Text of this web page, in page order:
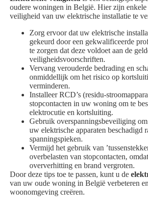
oudere woningen in België. Hier zijn enkele
veiligheid van uw elektrische installatie te
Zorg ervoor dat uw elektrische
gekeurd door een gekwalificeerde
te zorgen dat deze voldoet aan de
veiligheidsvoorschriften.
Vervang verouderde bedrading en
onmiddellijk om het risico op
verminderen.
Installeer RCD’s (residu-
stopcontacten in uw woning om te
elektrocutie en kortsluiting.
Gebruik overspanningsbeveiliging
uw elektrische apparaten beschadigd
spanningspieken.
Vermijd het gebruik van
overbelasten van stopcontacten,
oververhitting en brand vergroten.
Door deze tips toe te passen, kunt u de
van uw oude woning in België verbeteren
woonomgeving creëren.